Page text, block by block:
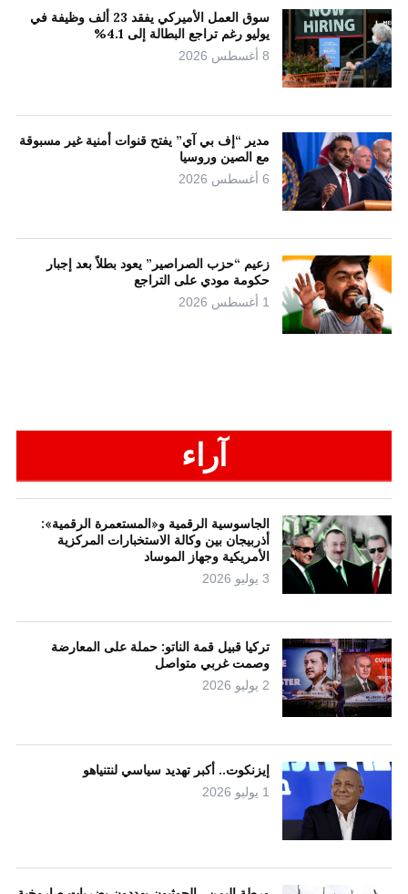
سوق العمل الأميركي يفقد 23 ألف وظيفة في
يوليو رغم تراجع البطالة إلى 4.1%
8 أغسطس 2026
مدير “إف بي آي” يفتح قنوات أمنية غير مسبوقة
مع الصين وروسيا
6 أغسطس 2026
زعيم “حزب الصراصير” يعود بطلاً بعد إجبار
حكومة مودي على التراجع
1 أغسطس 2026
آراء
الجاسوسية الرقمية و«المستعمرة الرقمية»:
أذربيجان بين وكالة الاستخبارات المركزية
الأمريكية وجهاز الموساد
3 يوليو 2026
تركيا قبيل قمة الناتو: حملة على المعارضة
وصمت غربي متواصل
2 يوليو 2026
إيزنكوت.. أكبر تهديد سياسي لنتنياهو
1 يوليو 2026